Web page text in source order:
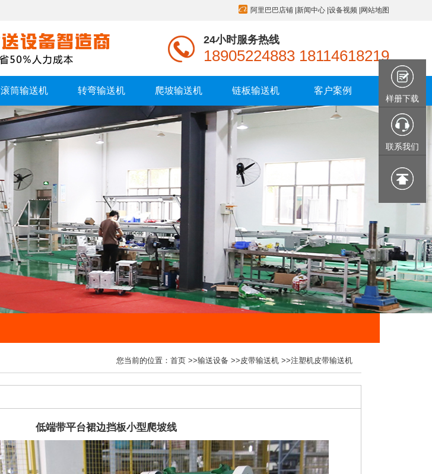
阿里巴巴店铺 新闻中心 设备视频 网站地图
24小时服务热线
18905224883 18114618219
滚筒输送机 转弯输送机 爬坡输送机 链板输送机 客户案例
您当前的位置： 首页 >>输送设备 >>皮带输送机 >>注塑机皮带输送机
低端带平台裙边挡板小型爬坡线
样册下载
联系我们